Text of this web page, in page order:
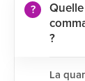
?
La